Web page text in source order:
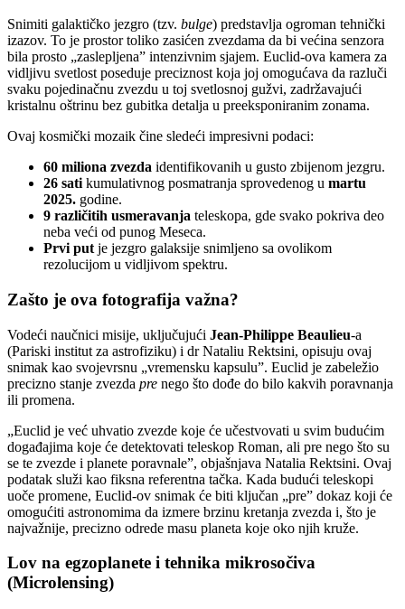
Snimiti galaktičko jezgro (tzv. bulge) predstavlja ogroman tehnički
izazov. To je prostor toliko zasićen zvezdama da bi većina senzora
bila prosto „zaslepljena” intenzivnim sjajem. Euclid-ova kamera za
vidljivu svetlost poseduje preciznost koja joj omogućava da razluči
svaku pojedinačnu zvezdu u toj svetlosnoj gužvi, zadržavajući
kristalnu oštrinu bez gubitka detalja u preeksponiranim zonama.
Ovaj kosmički mozaik čine sledeći impresivni podaci:
60 miliona zvezda identifikovanih u gusto zbijenom jezgru.
26 sati kumulativnog posmatranja sprovedenog u martu
2025. godine.
9 različitih usmeravanja teleskopa, gde svako pokriva deo
neba veći od punog Meseca.
Prvi put je jezgro galaksije snimljeno sa ovolikom
rezolucijom u vidljivom spektru.
Zašto je ova fotografija važna?
Vodeći naučnici misije, uključujući Jean-Philippe Beaulieu-a
(Pariski institut za astrofiziku) i dr Nataliu Rektsini, opisuju ovaj
snimak kao svojevrsnu „vremensku kapsulu”. Euclid je zabeležio
precizno stanje zvezda pre nego što dođe do bilo kakvih poravnanja
ili promena.
„Euclid je već uhvatio zvezde koje će učestvovati u svim budućim
događajima koje će detektovati teleskop Roman, ali pre nego što su
se te zvezde i planete poravnale”, objašnjava Natalia Rektsini. Ovaj
podatak služi kao fiksna referentna tačka. Kada budući teleskopi
uoče promene, Euclid-ov snimak će biti ključan „pre” dokaz koji će
omogućiti astronomima da izmere brzinu kretanja zvezda i, što je
najvažnije, precizno odrede masu planeta koje oko njih kruže.
Lov na egzoplanete i tehnika mikrosočiva
(Microlensing)